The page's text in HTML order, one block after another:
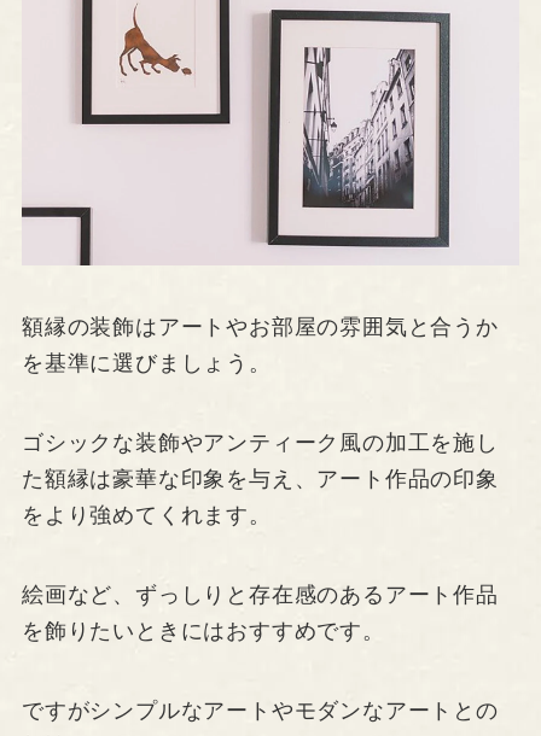
額縁の装飾はアートやお部屋の雰囲気と合うか
を基準に選びましょう。
ゴシックな装飾やアンティーク風の加工を施し
た額縁は豪華な印象を与え、アート作品の印象
をより強めてくれます。
絵画など、ずっしりと存在感のあるアート作品
を飾りたいときにはおすすめです。
ですがシンプルなアートやモダンなアートとの